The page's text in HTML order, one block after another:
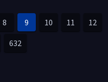
8 9 10 11 12
632